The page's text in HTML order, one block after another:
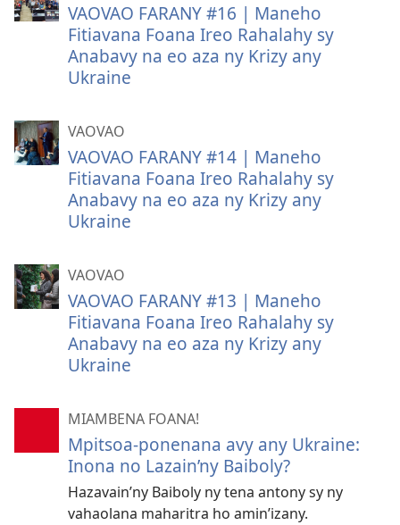
VAOVAO FARANY #16 | Maneho
Fitiavana Foana Ireo Rahalahy sy
Anabavy na eo aza ny Krizy any
Ukraine
VAOVAO
VAOVAO FARANY #14 | Maneho
Fitiavana Foana Ireo Rahalahy sy
Anabavy na eo aza ny Krizy any
Ukraine
VAOVAO
VAOVAO FARANY #13 | Maneho
Fitiavana Foana Ireo Rahalahy sy
Anabavy na eo aza ny Krizy any
Ukraine
MIAMBENA FOANA!
Mpitsoa-ponenana avy any Ukraine:
Inona no Lazain’ny Baiboly?
Hazavain’ny Baiboly ny tena antony sy ny
vahaolana maharitra ho amin’izany.